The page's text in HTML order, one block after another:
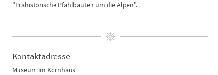
"Prähistorische Pfahlbauten um die Alpen".
Kontaktadresse
Museum im Kornhaus